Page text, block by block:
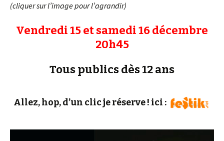
(cliquer sur l’image pour l’agrandir)
Vendredi 15 et samedi 16 décembre
20h45
Tous publics dès 12 ans
Allez, hop, d’un clic je réserve ! ici :